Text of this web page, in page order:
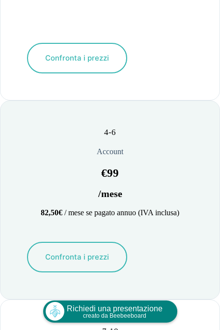
Richiedi una presentazione
creato da Beebeeboard
Confronta i prezzi
4-6
Account
€99
/mese
82,50€ / mese se pagato annuo (IVA inclusa)
Confronta i prezzi